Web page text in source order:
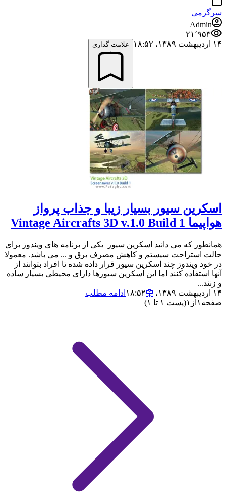
سرگرمی
Admin
۲۱٬۹۵۳
۱۴ اردیبهشت ۱۳۸۹،‏ ۱۸:۵۲
علامت گذاری
اسکرین سیور بسیار زیبا و جذاب پرواز
هواپیما Vintage Aircrafts 3D v.1.0 Build 1
همانطور که می دانید اسکرین سیور یکی از برنامه های ویندوز برای
حالت استراحت سیستم و کاهش مصرف برق و ... می باشد. معمولا
در خود ویندوز چند اسکرین سیور قرار داده شده تا افراد بتوانند از
آنها استفاده کنند اما این اسکرین سیورها دارای محیطی بسیار ساده
و زنند...
۱۴ اردیبهشت ۱۳۸۹،‏ ۱۸:۵۲
ادامه مطلب
صفحه ۱ از ۱(پست ۱ تا ۱)